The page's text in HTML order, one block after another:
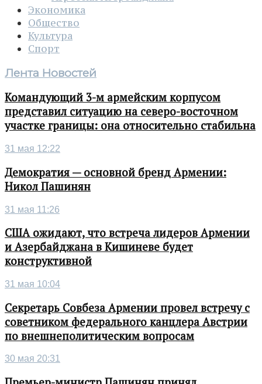
Экономика
Общество
Культура
Спорт
Лента Новостей
Командующий 3-м армейским корпусом
представил ситуацию на северо-восточном
участке границы: она относительно стабильна
31 мая 12:22
Демократия — основной бренд Армении:
Никол Пашинян
31 мая 11:26
США ожидают, что встреча лидеров Армении
и Азербайджана в Кишиневе будет
конструктивной
31 мая 10:04
Секретарь Совбеза Армении провел встречу с
советником федерального канцлера Австрии
по внешнеполитическим вопросам
30 мая 20:31